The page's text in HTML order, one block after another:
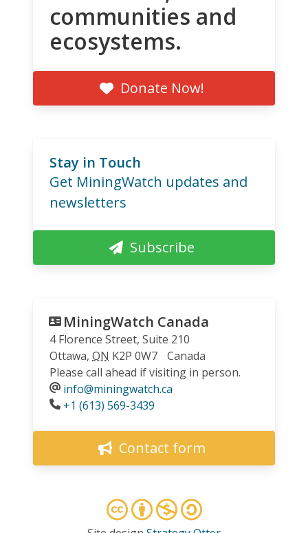
communities and
ecosystems.
Donate Now!
Stay in Touch
Get MiningWatch updates and
newsletters
Subscribe
MiningWatch Canada
4 Florence Street, Suite 210
Ottawa, ON K2P 0W7
Canada
Please call ahead if visiting in person.
info@miningwatch.ca
Phone
+1 (613) 569-3439
Contact form